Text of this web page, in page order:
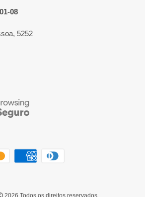
08
5252
2026 Todos os direitos reservados.